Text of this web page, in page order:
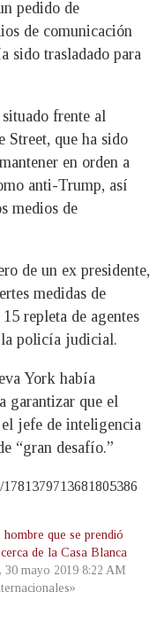
pedido de
de comunicación
sido trasladado para
frente al
Street, que ha sido
en orden a
anti-Trump, así
medios de
de un ex presidente,
medidas de
repleta de agentes
la policía judicial.
York había
garantizar que el
jefe de inteligencia
“gran desafío.”
hombre que se prendió
de la Casa Blanca
30 mayo 2019 8:22 AM